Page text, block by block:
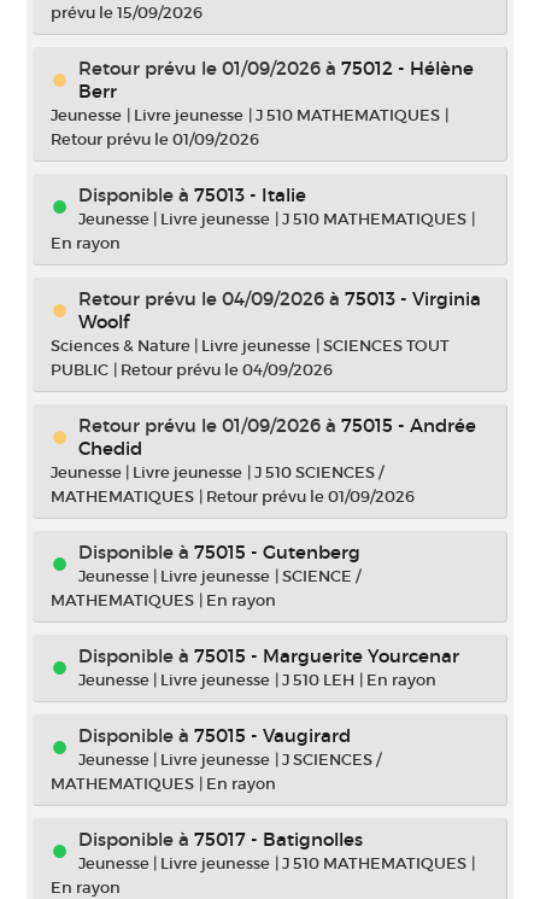
prévu le 15/09/2026
Retour prévu le 01/09/2026 à 75012 - Hélène
Berr
Jeunesse | Livre jeunesse |J 510 MATHEMATIQUES |
Retour prévu le 01/09/2026
Disponible à 75013 - Italie
Jeunesse | Livre jeunesse |J 510 MATHEMATIQUES |
En rayon
Retour prévu le 04/09/2026 à 75013 - Virginia
Woolf
Sciences & Nature | Livre jeunesse |SCIENCES TOUT
PUBLIC | Retour prévu le 04/09/2026
Retour prévu le 01/09/2026 à 75015 - Andrée
Chedid
Jeunesse | Livre jeunesse |J 510 SCIENCES /
MATHEMATIQUES | Retour prévu le 01/09/2026
Disponible à 75015 - Gutenberg
Jeunesse | Livre jeunesse |SCIENCE /
MATHEMATIQUES | En rayon
Disponible à 75015 - Marguerite Yourcenar
Jeunesse | Livre jeunesse |J 510 LEH | En rayon
Disponible à 75015 - Vaugirard
Jeunesse | Livre jeunesse |J SCIENCES /
MATHEMATIQUES | En rayon
Disponible à 75017 - Batignolles
Jeunesse | Livre jeunesse |J 510 MATHEMATIQUES |
En rayon